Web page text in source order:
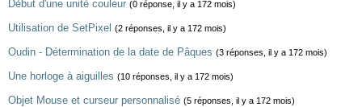
Début d'une unité couleur (0 réponse, il y a 172 mois)
Utilisation de SetPixel (2 réponses, il y a 172 mois)
Oudin - Détermination de la date de Pâques (3 réponses, il y a 172 mois)
Une horloge à aiguilles (10 réponses, il y a 172 mois)
Objet Mouse et curseur personnalisé (5 réponses, il y a 172 mois)